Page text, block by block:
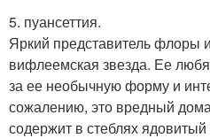
5. пуансеттия.
Яркий представитель флоры
вифлеемская звезда. Ее
за ее необычную форму и
сожалению, это вредный
содержит в стеблях